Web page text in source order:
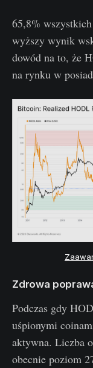
65,8%
wyższy wynik
dowód na to, że
na rynku w
Zdrowa
Podczas gdy
uśpionymi
aktywna. Liczba
obecnie poziom